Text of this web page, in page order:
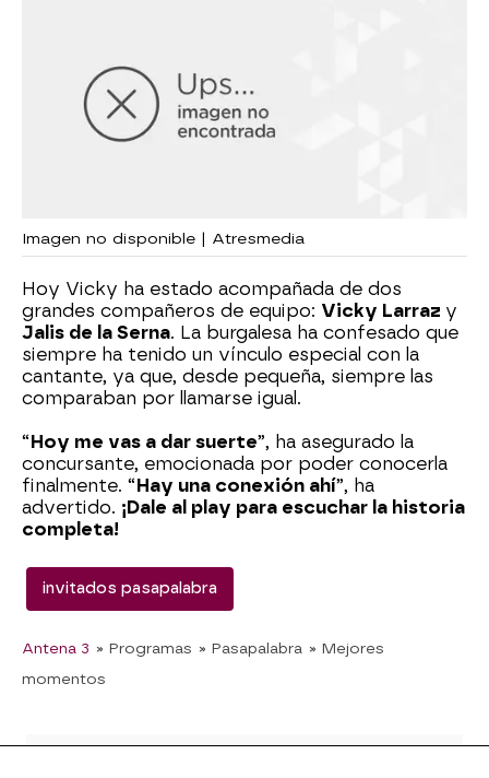
Imagen no disponible | Atresmedia
Hoy Vicky ha estado acompañada de dos
grandes compañeros de equipo: Vicky Larraz y
Jalis de la Serna. La burgalesa ha confesado que
siempre ha tenido un vínculo especial con la
cantante, ya que, desde pequeña, siempre las
comparaban por llamarse igual.
“Hoy me vas a dar suerte”, ha asegurado la
concursante, emocionada por poder conocerla
finalmente. “Hay una conexión ahí”, ha
advertido. ¡Dale al play para escuchar la historia
completa!
invitados pasapalabra
Antena 3 » Programas » Pasapalabra » Mejores
momentos